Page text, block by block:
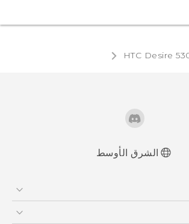
HTC Desire
Française - Guide de
الشرق الأوسط